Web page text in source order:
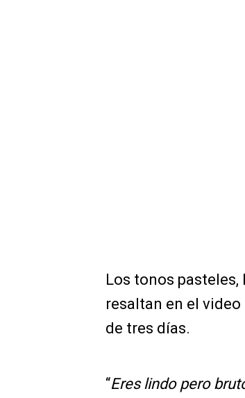
Los tonos pasteles,
resaltan en el
de tres días.
“Eres lindo pero